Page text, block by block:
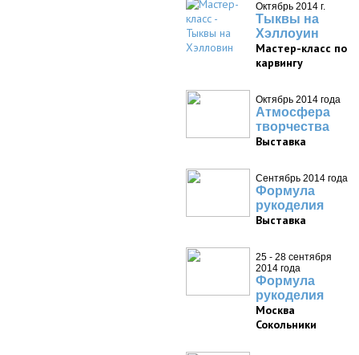
Октябрь 2014 г.
Тыквы на
Хэллоуин
Мастер-класс по
карвингу
Октябрь 2014 года
Атмосфера
творчества
Выставка
Сентябрь 2014 года
Формула
рукоделия
Выставка
25 - 28 сентября
2014 года
Формула
рукоделия
Москва
Сокольники